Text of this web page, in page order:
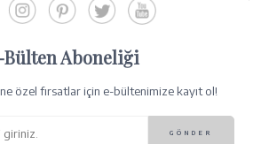
Bülten Aboneliği
özel fırsatlar için e-bültenimize kayıt ol!